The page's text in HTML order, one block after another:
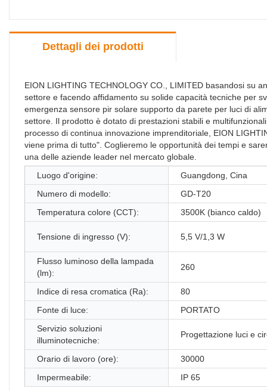
Dettagli dei prodotti
EION LIGHTING TECHNOLOGY CO., LIMITED basandosi su
settore e facendo affidamento su solide capacità tecniche per
emergenza sensore pir solare supporto da parete per luci di
settore. Il prodotto è dotato di prestazioni stabili e
processo di continua innovazione imprenditoriale, EION
viene prima di tutto". Coglieremo le opportunità dei tempi e
una delle aziende leader nel mercato globale.
Luogo d'origine:
Guangdong, Cina
Numero di modello:
GD-T20
Temperatura colore (CCT):
3500K (bianco caldo)
Tensione di ingresso (V): 5,5 V/1,3 W
Flusso luminoso della lampada
(lm):
260
Indice di resa cromatica (Ra):
80
Fonte di luce:
PORTATO
Servizio soluzioni
illuminotecniche:
Progettazione luci e
Orario di lavoro (ore):
30000
Impermeabile:
IP 65